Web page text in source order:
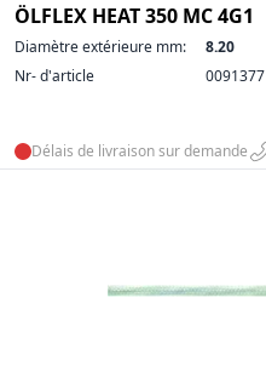
ÖLFLEX HEAT 350 MC 4G1
Diamètre extérieure mm:
8.20
Nr- d'article
0091377
Délais de livraison sur demande